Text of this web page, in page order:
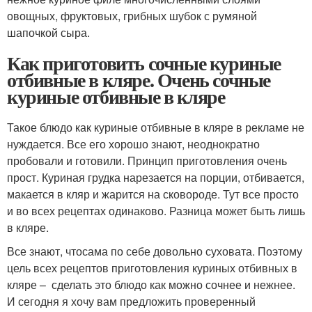
овощных, фруктовых, грибных шубок с румяной
шапочкой сыра.
Как приготовить сочные куриные
отбивные в кляре. Очень сочные
куриные отбивные в кляре
Такое блюдо как куриные отбивные в кляре в рекламе не
нуждается. Все его хорошо знают, неоднократно
пробовали и готовили. Принцип приготовления очень
прост. Куриная грудка нарезается на порции, отбивается,
макается в кляр и жарится на сковороде. Тут все просто
и во всех рецептах одинаково. Разница может быть лишь
в кляре.
Все знают, чтосама по себе довольно суховата. Поэтому
цель всех рецептов приготовления куриных отбивных в
кляре – сделать это блюдо как можно сочнее и нежнее.
И сегодня я хочу вам предложить проверенный